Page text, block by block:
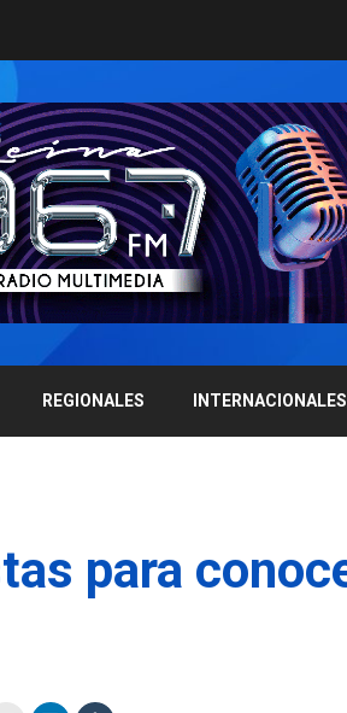
REGIONALES INTERNACIONALES
para